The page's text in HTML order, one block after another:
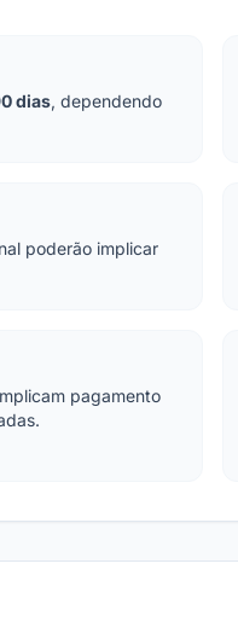
dias, dependendo
poderão implicar
pagamento